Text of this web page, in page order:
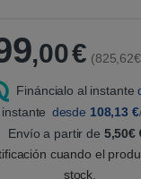
,00€
Fináncialo al instante
desde 108,13 €
Envío a partir de 5,50€
cuando el
stock.